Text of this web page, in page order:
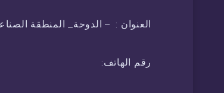
العنوان : – الدوحة_ المنطقة
رقم الهاتف: